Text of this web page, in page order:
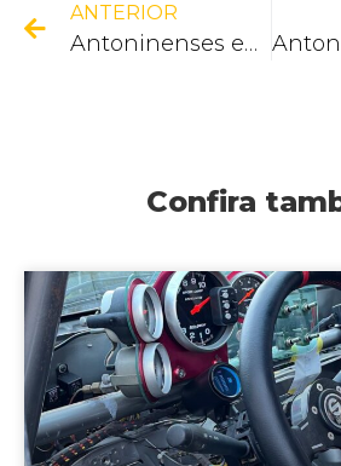
ANTERIOR
Antoninenses embarcaram em uma experiência de lazer, integração e novas descobertas
Confira